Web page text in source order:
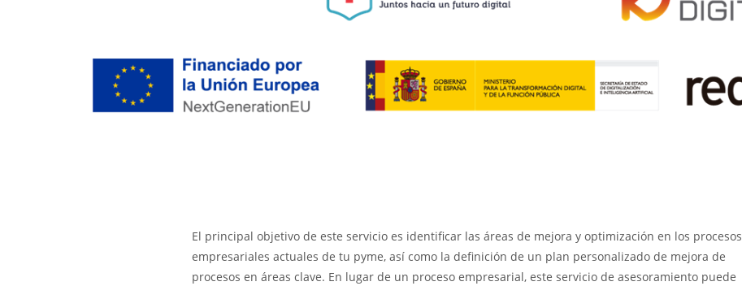
El principal objetivo de este servicio es identificar las áreas de mejora y optimización en los procesos
empresariales actuales de tu pyme, así como la definición de un plan personalizado de mejora de
procesos en áreas clave. En lugar de un proceso empresarial, este servicio de asesoramiento puede